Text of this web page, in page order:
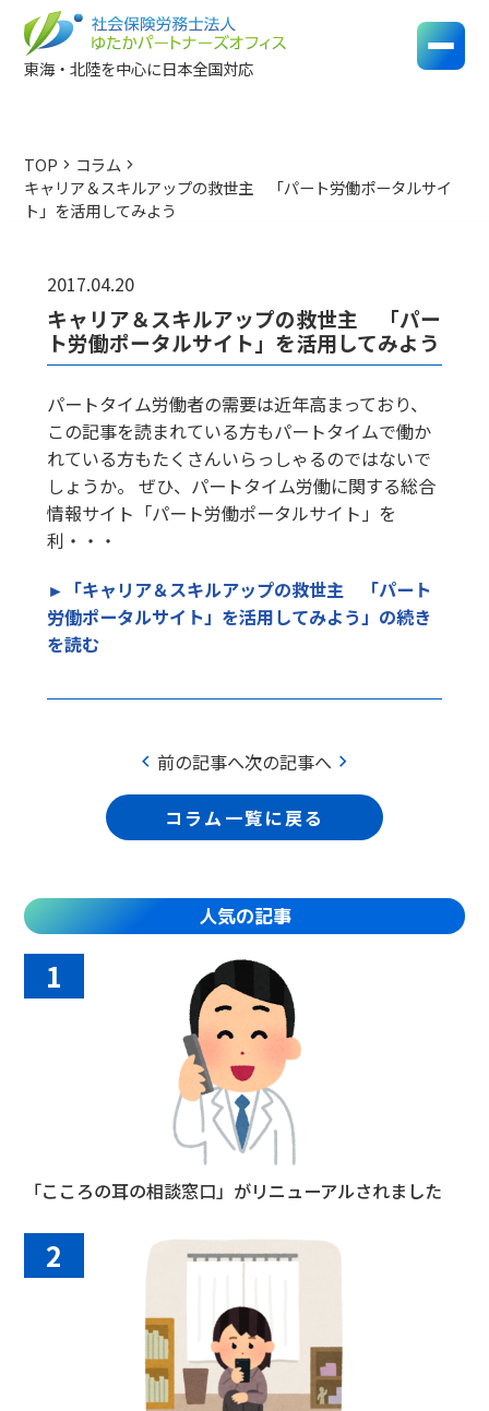
東海・北陸を中心に日本全国対応
TOP chevron_right コラム chevron_right
キャリア＆スキルアップの救世主 「パート労働ポータルサイ
ト」を活用してみよう
2017.04.20
キャリア＆スキルアップの救世主 「パー
ト労働ポータルサイト」を活用してみよう
パートタイム労働者の需要は近年高まっており、
この記事を読まれている方もパートタイムで働か
れている方もたくさんいらっしゃるのではないで
しょうか。 ぜひ、パートタイム労働に関する総合
情報サイト「パート労働ポータルサイト」を
利・・・
►「キャリア＆スキルアップの救世主 「パート
労働ポータルサイト」を活用してみよう」の続き
を読む
chevron_left 前の記事へ次の記事へ chevron_right
コラム一覧に戻る
人気の記事
1
「こころの耳の相談窓口」がリニューアルされました
2